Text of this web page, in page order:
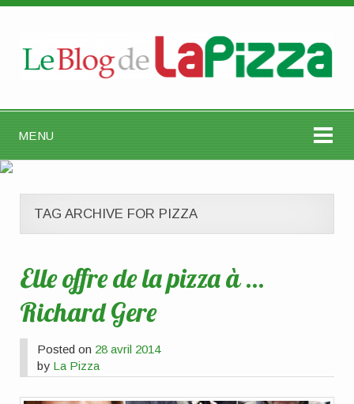
MENU
TAG ARCHIVE FOR PIZZA
Elle offre de la pizza à …
Richard Gere
Posted on 28 avril 2014
by La Pizza